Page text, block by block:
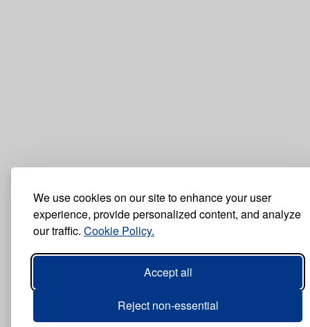
We use cookies on our site to enhance your user
experience, provide personalized content, and analyze
our traffic. Cookie Policy.
Accept all
Reject non-essential